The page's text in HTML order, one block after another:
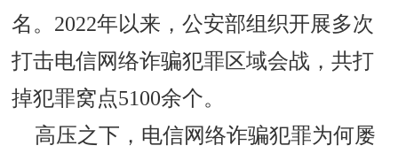
名。2022年以来，公安部组织开展多次
打击电信网络诈骗犯罪区域会战，共打
掉犯罪窝点5100余个。
高压之下，电信网络诈骗犯罪为何屡